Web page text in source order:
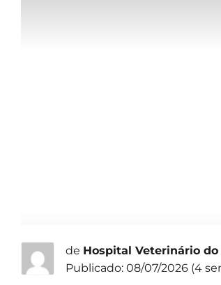
de Hospital Veterinário do
Publicado: 08/07/2026 (4